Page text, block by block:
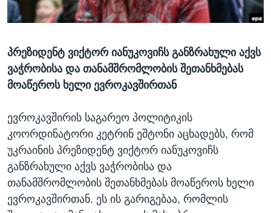
ᲡᲢᲣᲓᲘᲐ ᲕᲐᲨᲘᲜᲒᲢᲝᲜᲘ
ᲔᲙᲝᲜᲝᲛᲘᲙᲐ
ᲛᲔᲪᲜᲘᲔᲠᲔᲑᲐ
ᲘᲜᲢᲔᲠᲕᲘᲣ
ᲒᲐᲚᲘᲚᲔᲝ
ᲓᲔᲖᲘᲜᲤᲝᲠᲛᲐᲪᲘᲐ
Learning English
ᲗᲕᲐᲚᲘ ᲒᲕᲐᲓᲔᲕᲜᲔᲗ
ენები
პრეზიდენტ ვიქტორ იანუკოვიჩს განზრახული აქვს
ვაჭრობისა და თანამშრომლობის შეთანხმებას
მოაწეროს ხელი ევროკავშირთან
ევროკავშირის საგარეო პოლიტიკის
კოორდინატორი კეტრინ ეშტონი აცხადებს, რომ
უკრაინის პრეზიდენტ ვიქტორ იანუკოვიჩს
განზრახული აქვს ვაჭრობისა და
თანამშრომლობის შეთანხმებას მოაწეროს ხელი
ევროკავშირთან. ეს ის გარიგებაა, რომლის